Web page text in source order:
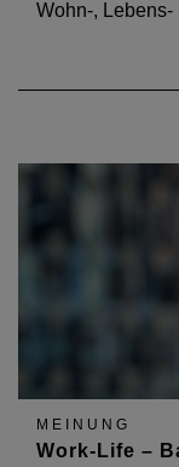
Wohn-,
MEINUNG
Work-Life –